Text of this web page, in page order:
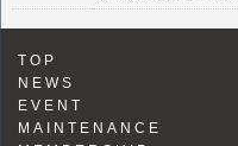
TOP
NEWS
EVENT
MAINTENANCE